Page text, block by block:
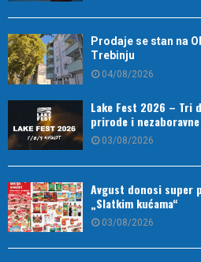
Prodaje se stan na
Trebinju
04/08/2026
Lake Fest 2026 – Tri
prirode i
03/08/2026
Avgust donosi super
„Slatkim kućama“
03/08/2026